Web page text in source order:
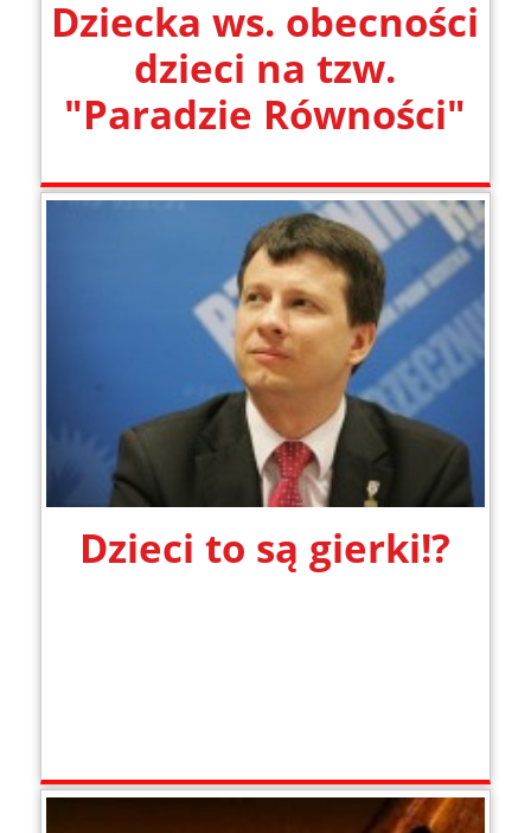
Dziecka ws. obecności
dzieci na tzw.
"Paradzie Równości"
Dzieci to są gierki!?